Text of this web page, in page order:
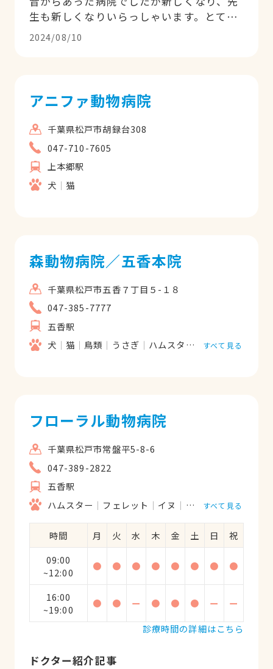
生も新しくなりいらっしゃいます。とても
親切、丁寧で何より動物にものすごく優し
い先生でした。説明も上手で質問もしやす
2024/08/10
アニファ動物病院
千葉県松戸市胡録台308
047-710-7605
上本郷駅
犬
猫
森動物病院／五香本院
千葉県松戸市五香７丁目５-１８
047-385-7777
五香駅
犬
猫 鳥類 うさぎ ハムスター フェレット
すべて見る
フローラル動物病院
千葉県松戸市常盤平5-8-6
047-389-2822
五香駅
ハムスター
フェレット イヌ ネコ ウサギ
すべて見る
時間 月 火 水 木 金 土 日
祝
09:00
~12:00
● ● ● ● ● ● ● ●
16:00
~19:00
● ● ー ● ● ● ー
ー
診療時間の詳細はこちら
ドクター紹介記事